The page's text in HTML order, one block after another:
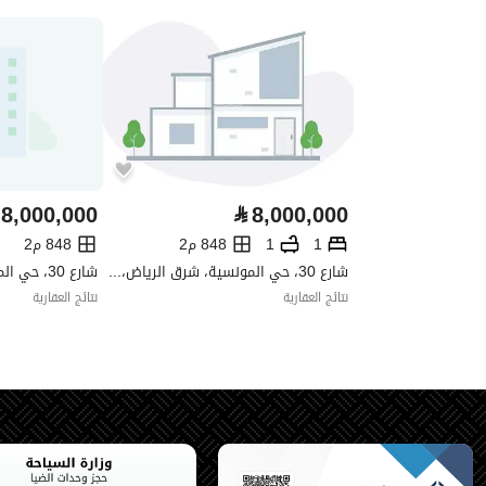
واجهة العقار
حدود واطوال العقار
الضمانات والمدة
أخرى ،الإذاعة ،منصات
حدود العقار/الملكية
الشمالي
الجنوبي
⃁8,000,000
1
1
848 م2
شارع 30، حي المونسية، شرق الرياض، الرياض
نتائج العقارية
8,000,000
848 م2
نتائج العقارية